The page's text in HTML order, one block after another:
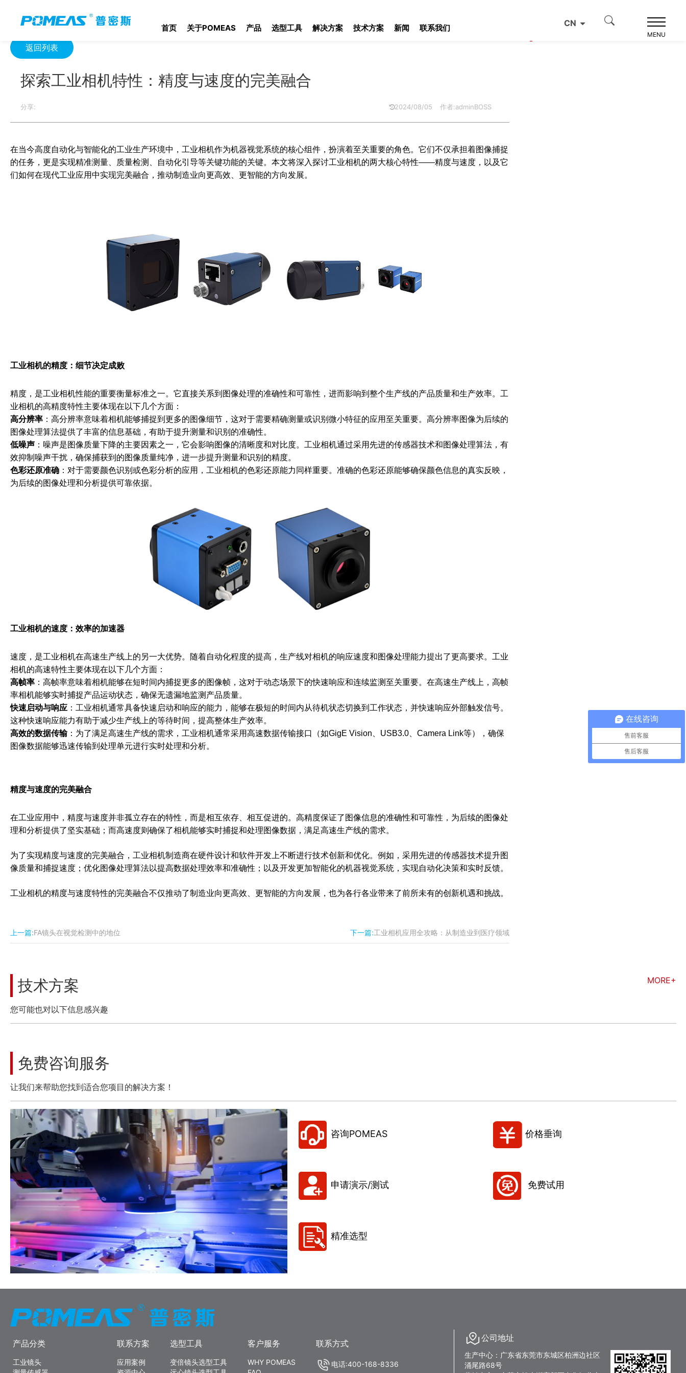
首页 关于POMEAS 产品 选型工具 解决方案 技术方案 新闻 联系我们 CN
MENU
返回列表
探索工业相机特性：精度与速度的完美融合
分享: 2024/08/05 作者:adminBOSS
在当今高度自动化与智能化的工业生产环境中，工业相机作为机器视觉系统的核心组件，扮演着至关重要的角色。它们不仅承担着图像捕捉
的任务，更是实现精准测量、质量检测、自动化引导等关键功能的关键。本文将深入探讨工业相机的两大核心特性——精度与速度，以及它
们如何在现代工业应用中实现完美融合，推动制造业向更高效、更智能的方向发展。
工业相机的精度：细节决定成败
精度，是工业相机性能的重要衡量标准之一。它直接关系到图像处理的准确性和可靠性，进而影响到整个生产线的产品质量和生产效率。工
业相机的高精度特性主要体现在以下几个方面：
高分辨率：高分辨率意味着相机能够捕捉到更多的图像细节，这对于需要精确测量或识别微小特征的应用至关重要。高分辨率图像为后续的
图像处理算法提供了丰富的信息基础，有助于提升测量和识别的准确性。
低噪声：噪声是图像质量下降的主要因素之一，它会影响图像的清晰度和对比度。工业相机通过采用先进的传感器技术和图像处理算法，有
效抑制噪声干扰，确保捕获到的图像质量纯净，进一步提升测量和识别的精度。
色彩还原准确：对于需要颜色识别或色彩分析的应用，工业相机的色彩还原能力同样重要。准确的色彩还原能够确保颜色信息的真实反映，
为后续的图像处理和分析提供可靠依据。
工业相机的速度：效率的加速器
速度，是工业相机在高速生产线上的另一大优势。随着自动化程度的提高，生产线对相机的响应速度和图像处理能力提出了更高要求。工业
相机的高速特性主要体现在以下几个方面：
高帧率：高帧率意味着相机能够在短时间内捕捉更多的图像帧，这对于动态场景下的快速响应和连续监测至关重要。在高速生产线上，高帧
率相机能够实时捕捉产品运动状态，确保无遗漏地监测产品质量。
快速启动与响应：工业相机通常具备快速启动和响应的能力，能够在极短的时间内从待机状态切换到工作状态，并快速响应外部触发信号。
这种快速响应能力有助于减少生产线上的等待时间，提高整体生产效率。
高效的数据传输：为了满足高速生产线的需求，工业相机通常采用高速数据传输接口（如GigE Vision、USB3.0、Camera Link等），确保
图像数据能够迅速传输到处理单元进行实时处理和分析。
精度与速度的完美融合
在工业应用中，精度与速度并非孤立存在的特性，而是相互依存、相互促进的。高精度保证了图像信息的准确性和可靠性，为后续的图像处
理和分析提供了坚实基础；而高速度则确保了相机能够实时捕捉和处理图像数据，满足高速生产线的需求。
为了实现精度与速度的完美融合，工业相机制造商在硬件设计和软件开发上不断进行技术创新和优化。例如，采用先进的传感器技术提升图
像质量和捕捉速度；优化图像处理算法以提高数据处理效率和准确性；以及开发更加智能化的机器视觉系统，实现自动化决策和实时反馈。
工业相机的精度与速度特性的完美融合不仅推动了制造业向更高效、更智能的方向发展，也为各行各业带来了前所未有的创新机遇和挑战。
上一篇:FA镜头在视觉检测中的地位 下一篇:工业相机应用全攻略：从制造业到医疗领域
技术方案 MORE+
您可能也对以下信息感兴趣
免费咨询服务
让我们来帮助您找到适合您项目的解决方案！
咨询POMEAS 价格垂询
申请演示/测试 免费试用
精准选型
产品分类
工业镜头
联系方案
应用案例
选型工具
变倍镜头选型工具
客户服务
WHY POMEAS
联系方式
电话:400-168-8336
公司地址
生产中心：广东省东莞市东城区柏洲边社区
涌尾路68号
在线咨询
售前客服
售后客服